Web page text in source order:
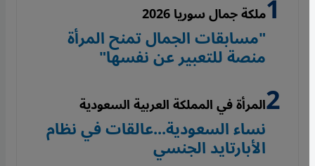
ملكة جمال سوريا 2026
"مسابقات الجمال تمنح المرأة
منصة للتعبير عن نفسها"
المرأة في المملكة العربية السعودية
نساء السعودية...عالقات في نظام
الأبارتايد الجنسي